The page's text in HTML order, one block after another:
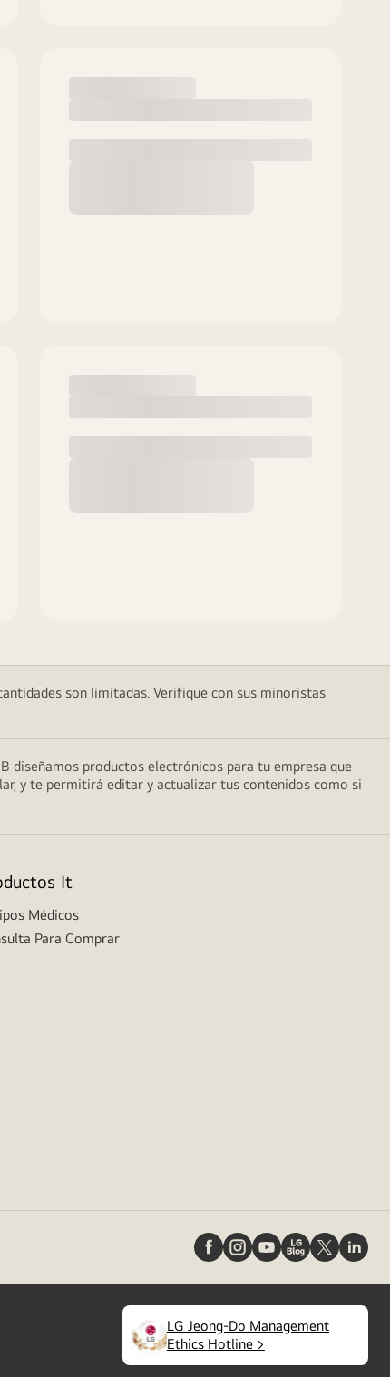
son limitadas. Verifique con sus minoristas
diseñamos productos electrónicos para tu empresa que
y te permitirá editar y actualizar tus contenidos como si
It
Médicos
Para Comprar
LG Jeong-Do Management
Ethics Hotline >
(opens